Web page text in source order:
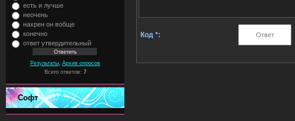
есть и лучше
неочень
нахрен он вобще
конечно
ответ утвердительный
Результаты Архив опросов
Всего ответов: 7
Софт
Код *: